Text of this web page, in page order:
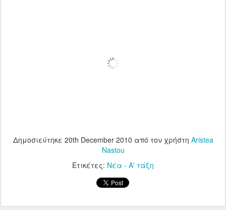
Δημοσιεύτηκε 20th December 2010 από τον χρήστη Aristea
Nastou
Ετικέτες: Νέα - Α' τάξη